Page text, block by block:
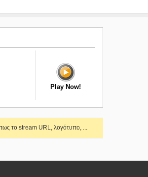
Play Now!
το stream URL, λογότυπο, ...